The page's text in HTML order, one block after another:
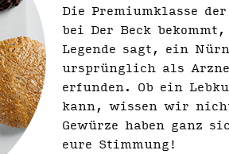
Die Premiumklasse
bei Der Beck
Legende sagt, ein
ursprünglich als
erfunden. Ob ein
kann, wissen wir
Gewürze haben ganz
eure Stimmung!